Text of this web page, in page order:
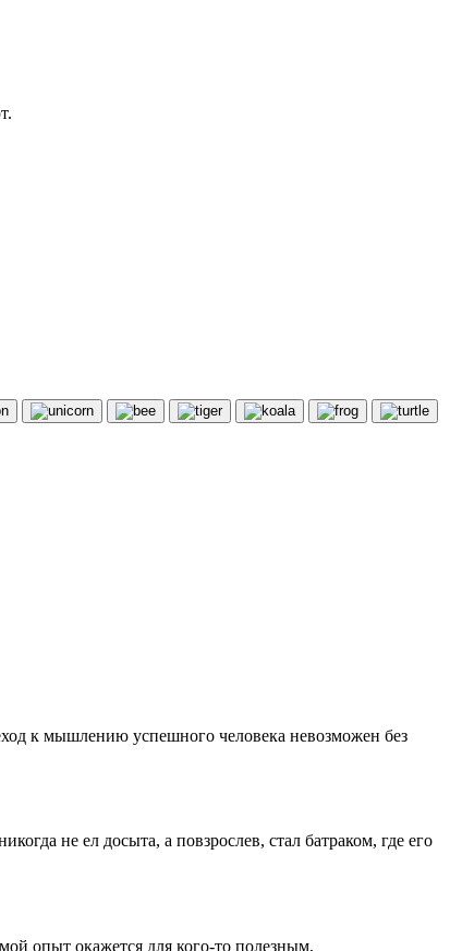
к мышлению успешного человека невозможен без
не ел досыта, а повзрослев, стал батраком, где его
опыт окажется для кого-то полезным,